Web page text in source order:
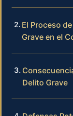
El Proceso
Grave en el
Delito Grave